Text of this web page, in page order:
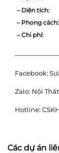
– Diện tích:
– Phong cách:
– Chi phí:
Facebook:
Zalo: Nội
Hotline:
Các dự án